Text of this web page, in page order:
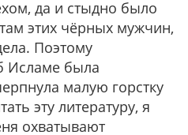
да и стыдно было
этих чёрных мужчин,
Поэтому
Исламе была
малую горстку
эту литературу, я
охватывают